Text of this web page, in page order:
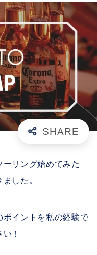
リング始めてみた
した。
ポイントを私の経験で
！